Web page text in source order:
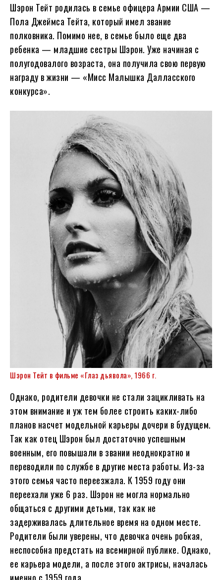
Шэрон Тейт родилась в семье офицера Армии США —
Пола Джеймса Тейта, который имел звание
полковника. Помимо нее, в семье было еще два
ребенка — младшие сестры Шэрон. Уже начиная с
полугодовалого возраста, она получила свою первую
награду в жизни — «Мисс Малышка Далласского
конкурса».
Шэрон Тейт в фильме «Глаз дьявола», 1966 г.
Однако, родители девочки не стали зацикливать на
этом внимание и уж тем более строить каких-либо
планов насчет модельной карьеры дочери в будущем.
Так как отец Шэрон был достаточно успешным
военным, его повышали в звании неоднократно и
переводили по службе в другие места работы. Из-за
этого семья часто переезжала. К 1959 году они
переехали уже 6 раз. Шэрон не могла нормально
общаться с другими детьми, так как не
задерживалась длительное время на одном месте.
Родители были уверены, что девочка очень робкая,
неспособна предстать на всемирной публике. Однако,
ее карьера модели, а после этого актрисы, началась
именно с 1959 года.